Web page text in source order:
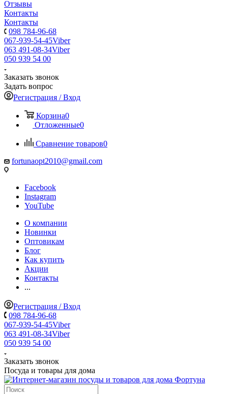
Отзывы
Контакты
Контакты
098 784-96-68
067-939-54-45Viber
063 491-08-34Viber
050 939 54 00
Заказать звонок
Задать вопрос
Регистрация / Вход
Корзина0
Отложенные0
Сравнение товаров0
fortunaopt2010@gmail.com
Facebook
Instagram
YouTube
О компании
Новинки
Оптовикам
Блог
Как купить
Акции
Контакты
...
Регистрация / Вход
098 784-96-68
067-939-54-45Viber
063 491-08-34Viber
050 939 54 00
Заказать звонок
Посуда и товары для дома